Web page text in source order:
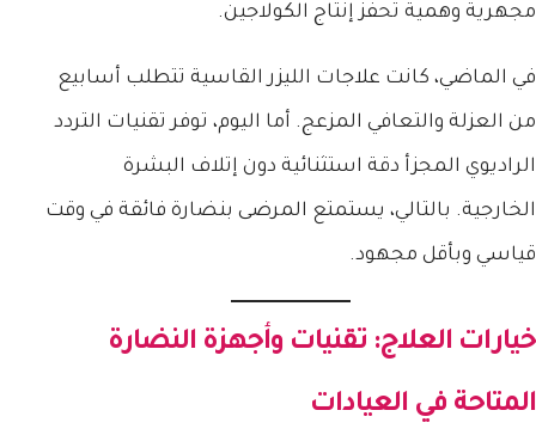
مجهرية وهمية تحفز إنتاج الكولاجين.
في الماضي، كانت علاجات الليزر القاسية تتطلب أسابيع
من العزلة والتعافي المزعج. أما اليوم، توفر تقنيات التردد
الراديوي المجزأ دقة استثنائية دون إتلاف البشرة
الخارجية. بالتالي، يستمتع المرضى بنضارة فائقة في وقت
قياسي وبأقل مجهود.
خيارات العلاج: تقنيات وأجهزة النضارة
المتاحة في العيادات